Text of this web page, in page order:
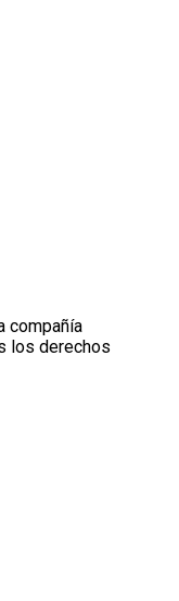
compañía
los derechos